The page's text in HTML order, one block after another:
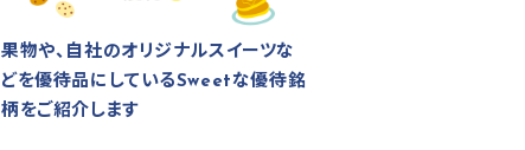
果物や、自社のオリジナルスイーツな
どを優待品にしているSweetな優待銘
柄をご紹介します